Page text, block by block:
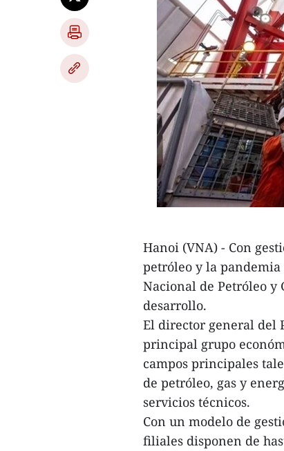
Hanoi (VNA) - Con
petróleo y la pandemia
Nacional de Petróleo y
desarrollo.
El director general del
principal grupo
campos principales
de petróleo, gas y
servicios técnicos.
Con un modelo de
filiales disponen de